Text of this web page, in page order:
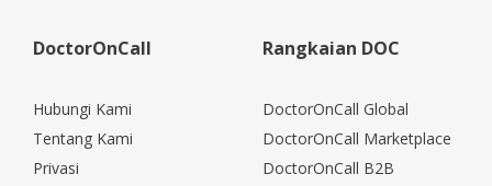
DoctorOnCall
Hubungi Kami
Tentang Kami
Privasi
Rangkaian DOC
DoctorOnCall Global
DoctorOnCall Marketplace
DoctorOnCall B2B